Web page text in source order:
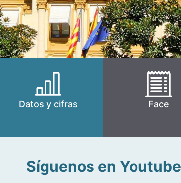
Datos y cifras Face
Síguenos en Youtube